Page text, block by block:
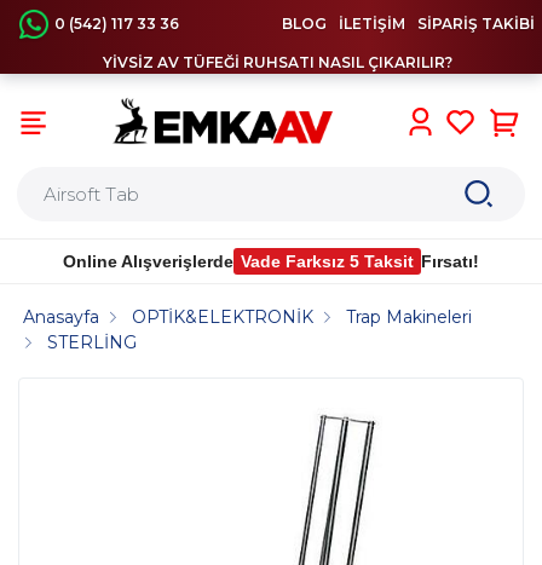
0 (542) 117 33 36 BLOG İLETİŞİM SİPARİŞ TAKİBİ
YİVSİZ AV TÜFEĞİ RUHSATI NASIL ÇIKARILIR?
Online Alışverişlerde Vade Farksız 5 Taksit Fırsatı!
Anasayfa OPTİK&ELEKTRONİK
Trap Makineleri
STERLİNG